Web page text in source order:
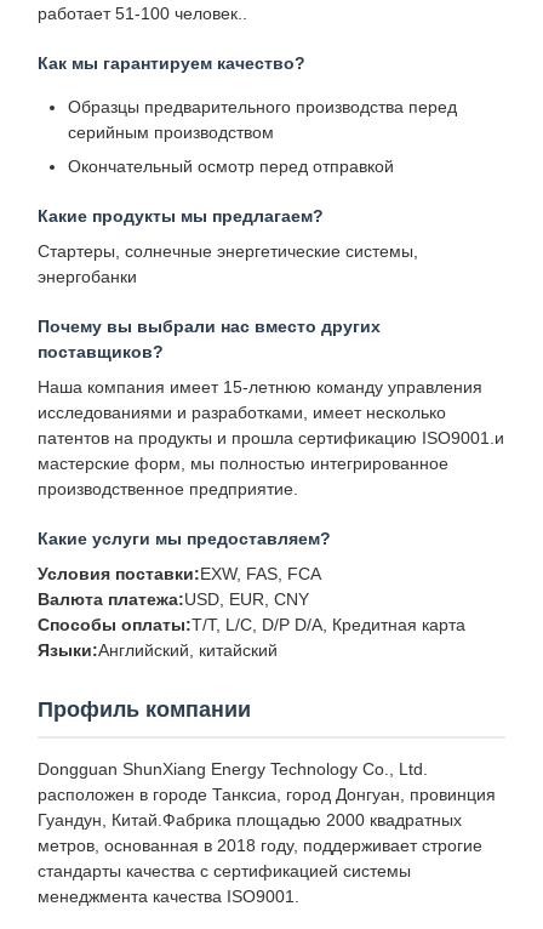
работает 51-100 человек..
Как мы гарантируем качество?
Образцы предварительного производства перед
серийным производством
Окончательный осмотр перед отправкой
Какие продукты мы предлагаем?
Стартеры, солнечные энергетические системы,
энергобанки
Почему вы выбрали нас вместо других
поставщиков?
Наша компания имеет 15-летнюю команду управления
исследованиями и разработками, имеет несколько
патентов на продукты и прошла сертификацию ISO9001.и
мастерские форм, мы полностью интегрированное
производственное предприятие.
Какие услуги мы предоставляем?
Условия поставки:EXW, FAS, FCA
Валюта платежа:USD, EUR, CNY
Способы оплаты:T/T, L/C, D/P D/A, Кредитная карта
Языки:Английский, китайский
Профиль компании
Dongguan ShunXiang Energy Technology Co., Ltd.
расположен в городе Танксиа, город Донгуан, провинция
Гуандун, Китай.Фабрика площадью 2000 квадратных
метров, основанная в 2018 году, поддерживает строгие
стандарты качества с сертификацией системы
менеджмента качества ISO9001.